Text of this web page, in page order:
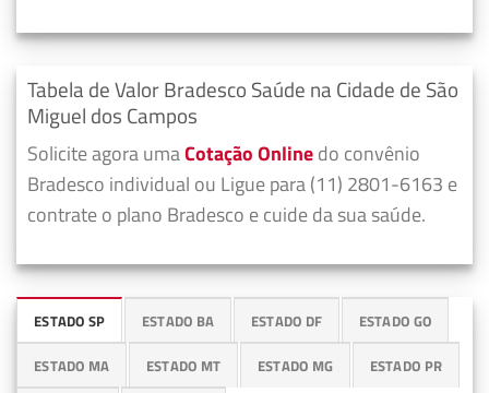
Tabela de Valor Bradesco Saúde na Cidade de São
Miguel dos Campos
Solicite agora umaCotação Onlinedo convênio
Bradesco individual ou Ligue para (11) 2801-6163 e
contrate o plano Bradesco e cuide da sua saúde.
ESTADO SP ESTADO BA ESTADO DF ESTADO GO
ESTADO MA ESTADO MT ESTADO MG ESTADO PR